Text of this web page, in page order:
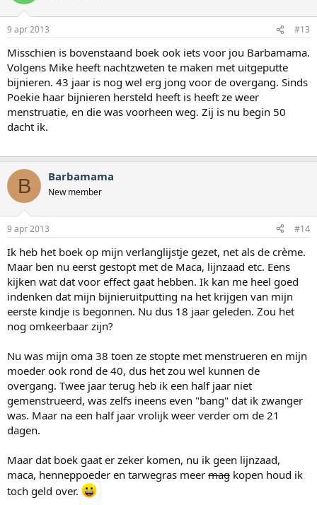
9 apr 2013 #13
Misschien is bovenstaand boek ook iets voor jou Barbamama.
Volgens Mike heeft nachtzweten te maken met uitgeputte
bijnieren. 43 jaar is nog wel erg jong voor de overgang. Sinds
Poekie haar bijnieren hersteld heeft is heeft ze weer
menstruatie, en die was voorheen weg. Zij is nu begin 50
dacht ik.
B Barbamama
New member
9 apr 2013 #14
Ik heb het boek op mijn verlanglijstje gezet, net als de crème.
Maar ben nu eerst gestopt met de Maca, lijnzaad etc. Eens
kijken wat dat voor effect gaat hebben. Ik kan me heel goed
indenken dat mijn bijnieruitputting na het krijgen van mijn
eerste kindje is begonnen. Nu dus 18 jaar geleden. Zou het
nog omkeerbaar zijn?
Nu was mijn oma 38 toen ze stopte met menstrueren en mijn
moeder ook rond de 40, dus het zou wel kunnen de
overgang. Twee jaar terug heb ik een half jaar niet
gemenstrueerd, was zelfs ineens even "bang" dat ik zwanger
was. Maar na een half jaar vrolijk weer verder om de 21
dagen.
Maar dat boek gaat er zeker komen, nu ik geen lijnzaad,
maca, henneppoeder en tarwegras meer mag kopen houd ik
toch geld over.